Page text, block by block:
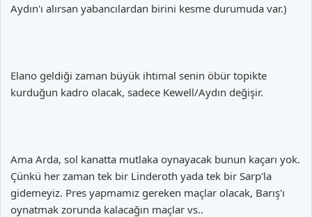
Aydın'ı alırsan yabancılardan birini kesme durumuda var.)
Elano geldiği zaman büyük ihtimal senin öbür topikte
kurduğun kadro olacak, sadece Kewell/Aydın değişir.
Ama Arda, sol kanatta mutlaka oynayacak bunun kaçarı yok.
Çünkü her zaman tek bir Linderoth yada tek bir Sarp'la
gidemeyiz. Pres yapmamız gereken maçlar olacak, Barış'ı
oynatmak zorunda kalacağın maçlar vs..